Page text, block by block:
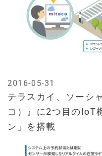
テラスカイ、ソーシ
コ）』に2つ目のIoT
ン」を搭載
2016-05-31